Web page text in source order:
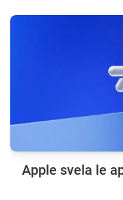
Apple svela le